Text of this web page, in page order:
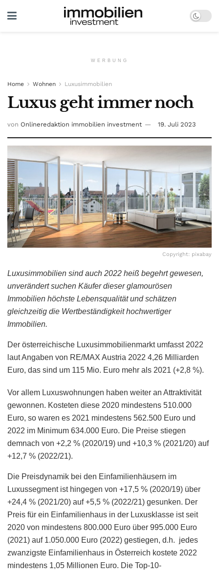
WERBUNG
Home Wohnen Luxusimmobilien
Luxus geht immer noch
von Onlineredaktion immobilien investment 19. Juli 2023
Copyright: pixabay
Luxusimmobilien sind auch 2022 heiß begehrt gewesen,
unverändert suchen Käufer dieser glamourösen
Immobilien höchste Lebensqualität und schätzen
gleichzeitig die Wertbeständigkeit hochwertiger
Immobilien.
Der österreichische Luxusimmobilienmarkt umfasst 2022
laut Angaben von RE/MAX Austria 2022 4,26 Milliarden
Euro, das sind um 115 Mio. Euro mehr als 2021 (+2,8 %).
Vor allem Luxuswohnungen haben weiter an Attraktivität
gewonnen. Kosteten diese 2020 mindestens 510.000
Euro, so waren es 2021 mindestens 562.500 Euro und
2022 im Minimum 634.000 Euro. Die Preise stiegen
demnach von +2,2 % (2020/19) und +10,3 % (2021/20) auf
+12,7 % (2022/21).
Die Preisdynamik bei den Einfamilienhäusern im
Luxussegment ist hingegen von +17,5 % (2020/19) über
+24,4 % (2021/20) auf +5,5 % (2022/21) gesunken. Der
Preis für ein Einfamilienhaus in der Luxusklasse ist seit
2020 von mindestens 800.000 Euro über 995.000 Euro
(2021) auf 1.050.000 Euro (2022) gestiegen, d.h. jedes
zwanzigste Einfamilienhaus in Österreich kostete 2022
mindestens 1,05 Millionen Euro. Die Top-10-